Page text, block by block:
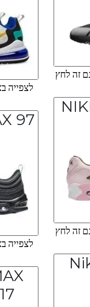
לצפייה
97
לצפייה
2017
זה לחץ
זה לחץ